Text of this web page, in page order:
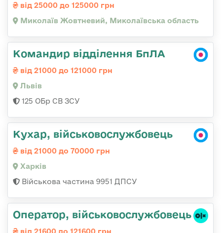
від 25000 до 125000 грн
Миколаїв Жовтневий, Миколаївська область
Командир відділення БпЛА
від 21000 до 121000 грн
Львів
125 ОБр СВ ЗСУ
Кухар, військовослужбовець
від 21000 до 70000 грн
Харків
Військова частина 9951 ДПСУ
Оператор, військовослужбовець
від 21600 до 121600 грн